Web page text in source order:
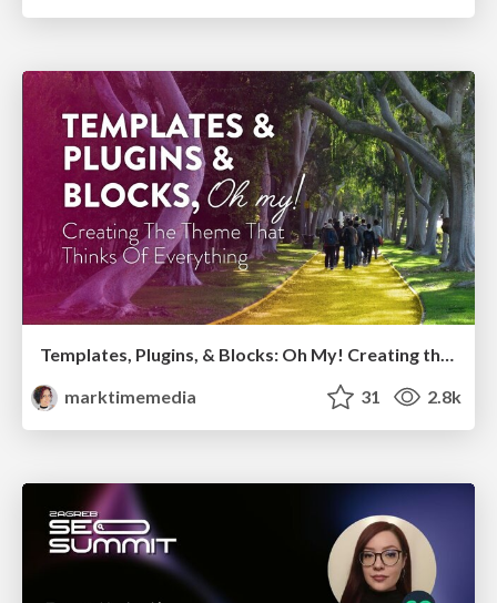
Templates, Plugins, & Blocks: Oh My! Creating the theme that thinks of everything
marktimemedia
31 2.8k